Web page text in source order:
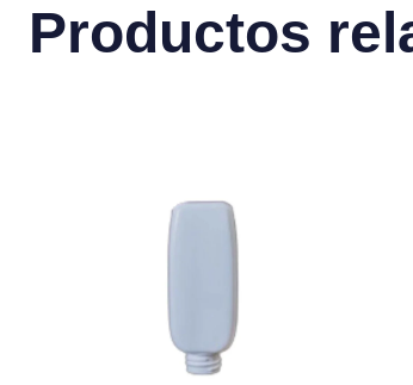
Productos